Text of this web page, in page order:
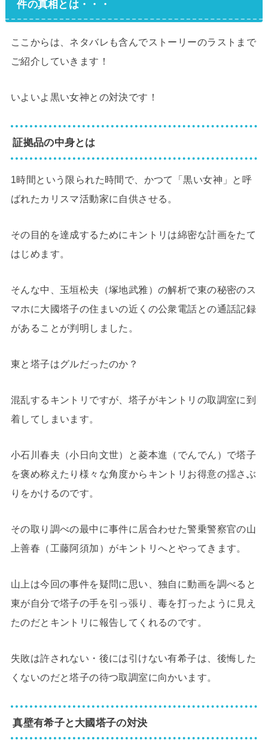
件の真相とは・・・
ここからは、ネタバレも含んでストーリーのラストまで
ご紹介していきます！
いよいよ黒い女神との対決です！
証拠品の中身とは
1時間という限られた時間で、かつて「黒い女神」と呼
ばれたカリスマ活動家に自供させる。
その目的を達成するためにキントリは綿密な計画をたて
はじめます。
そんな中、玉垣松夫（塚地武雅）の解析で東の秘密のス
マホに大國塔子の住まいの近くの公衆電話との通話記録
があることが判明しました。
東と塔子はグルだったのか？
混乱するキントリですが、塔子がキントリの取調室に到
着してしまいます。
小石川春夫（小日向文世）と菱本進（でんでん）で塔子
を褒め称えたり様々な角度からキントリお得意の揺さぶ
りをかけるのです。
その取り調べの最中に事件に居合わせた警乗警察官の山
上善春（工藤阿須加）がキントリへとやってきます。
山上は今回の事件を疑問に思い、独自に動画を調べると
東が自分で塔子の手を引っ張り、毒を打ったように見え
たのだとキントリに報告してくれるのです。
失敗は許されない・後には引けない有希子は、後悔した
くないのだと塔子の待つ取調室に向かいます。
真壁有希子と大國塔子の対決